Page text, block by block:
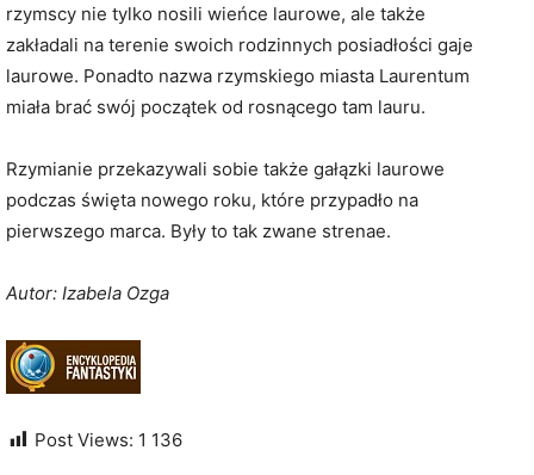
rzymscy nie tylko nosili wieńce laurowe, ale także
zakładali na terenie swoich rodzinnych posiadłości gaje
laurowe. Ponadto nazwa rzymskiego miasta Laurentum
miała brać swój początek od rosnącego tam lauru.
Rzymianie przekazywali sobie także gałązki laurowe
podczas święta nowego roku, które przypadło na
pierwszego marca. Były to tak zwane strenae.
Autor: Izabela Ozga
Post Views: 1 136